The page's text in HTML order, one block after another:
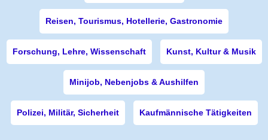
Reisen, Tourismus, Hotellerie, Gastronomie
Forschung, Lehre, Wissenschaft Kunst, Kultur & Musik
Minijob, Nebenjobs & Aushilfen
Polizei, Militär, Sicherheit Kaufmännische Tätigkeiten